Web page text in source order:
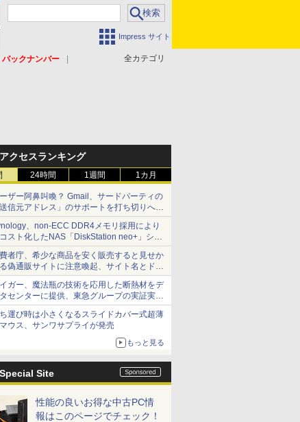
Impress サイト
全カテゴリ
バックナンバー
アクセスランキング
24時間 1週間 1カ月
ザー阿鼻叫喚？ Gmail、サードパーティの
送信元アドレス」のサポートを打ち切りへ
じうまWatch】
、non-ECC DDR4メモリ採用により
スト化したNAS「DiskStation neo+」シリ
予算を抑えて導入でき、ECCメモリへの
プグレードも可能
者庁、希少な商品を安く販売すると見せか
偽通販サイトに注意喚起、サイト名とドメ
名を公表
ガー、魔法瓶の技術を応用した断熱材をデ
センターに提供、東急グループの実証実験
「ステンレス密封真空断熱パネル TIVIP」
運び時は小さくなるスライドカバー式超薄
ウス、サンワサプライが発売
もっと見る
Special Site
性能の良いお得な中古PC情
報はこのページでチェック！